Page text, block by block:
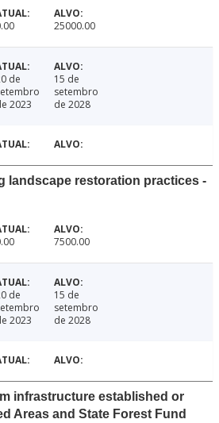
25000.00
de
2023
15 de
setembro
de 2028
landscape restoration practices -
7500.00
de
2023
15 de
setembro
de 2028
infrastructure established or
Areas and State Forest Fund